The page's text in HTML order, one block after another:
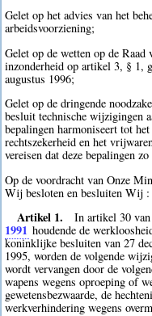
Gelet op het advies van het
arbeidsvoorziening;
Gelet op de wetten op de
inzonderheid op artikel 3, § 1,
augustus 1996;
Gelet op de dringende
besluit technische wijzigingen
bepalingen harmoniseert tot
rechtszekerheid en het
vereisen dat deze bepalingen
Op de voordracht van Onze
Wij besloten en besluiten Wij :
Artikel 1. In artikel 30
1991 houdende de
koninklijke besluiten van 27
1995, worden de volgende
wordt vervangen door de
wapens wegens oproeping of
gewetensbezwaarde, de
werkverhindering wegens